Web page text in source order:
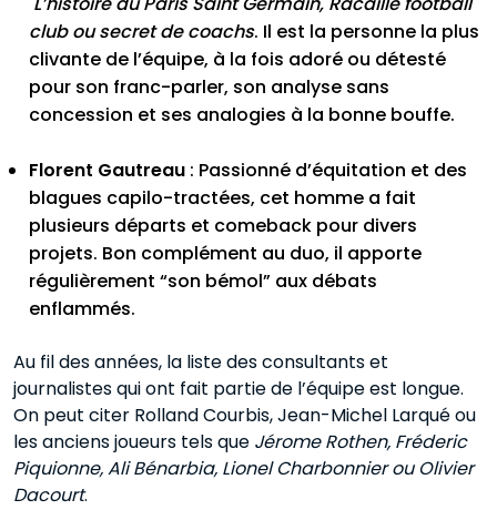
club ou secret de coachs. Il est la personne la plus
clivante de l’équipe, à la fois adoré ou détesté
pour son franc-parler, son analyse sans
concession et ses analogies à la bonne bouffe.
Florent Gautreau : Passionné d’équitation et des
blagues capilo-tractées, cet homme a fait
plusieurs départs et comeback pour divers
projets. Bon complément au duo, il apporte
régulièrement “son bémol” aux débats
enflammés.
Au fil des années, la liste des consultants et
journalistes qui ont fait partie de l’équipe est longue.
On peut citer Rolland Courbis, Jean-Michel Larqué ou
les anciens joueurs tels que Jérome Rothen, Fréderic
Piquionne, Ali Bénarbia, Lionel Charbonnier ou Olivier
Dacourt.